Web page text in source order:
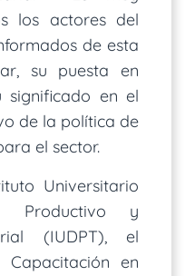
los actores del
de esta
su puesta en
significado en el
de la política de
el sector.
Universitario
Productivo y
(IUDPT), el
en